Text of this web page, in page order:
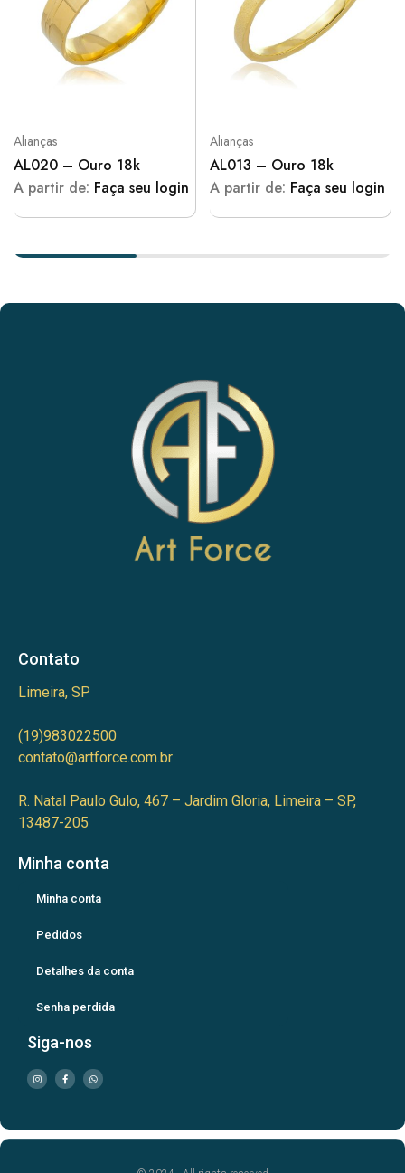
Alianças
AL020 – Ouro 18k
A partir de: Faça seu login
Alianças
AL013 – Ouro 18k
A partir de: Faça seu login
Contato
Limeira, SP
(19)983022500
contato@artforce.com.br
R. Natal Paulo Gulo, 467 – Jardim Gloria, Limeira – SP,
13487-205
Minha conta
Minha conta
Pedidos
Detalhes da conta
Senha perdida
Siga-nos